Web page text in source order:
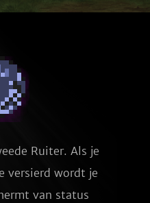
Ruiter. Als je
versierd wordt je
van status